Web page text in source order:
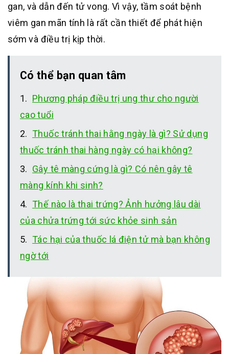
gan, và dẫn đến tử vong. Vì vậy, tầm soát bệnh
viêm gan mãn tính là rất cần thiết để phát hiện
sớm và điều trị kịp thời.
Có thể bạn quan tâm
Phương pháp điều trị ung thư cho người
cao tuổi
Thuốc tránh thai hằng ngày là gì? Sử dụng
thuốc tránh thai hàng ngày có hại không?
Gây tê màng cứng là gì? Có nên gây tê
màng kính khi sinh?
Thế nào là thai trứng? Ảnh hưởng lâu dài
của chửa trứng tới sức khỏe sinh sản
Tác hại của thuốc lá điện tử mà bạn không
ngờ tới